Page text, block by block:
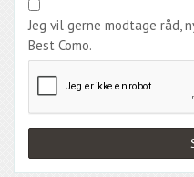
Jeg vil gerne modtage råd,
Best Como.